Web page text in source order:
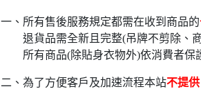
一、所有售後服務規定都需在收到商品的
退貨品需全新且完整(吊牌不剪除、商
所有商品(除貼身衣物外)依消費者保
二、為了方便客戶及加速流程本站不提